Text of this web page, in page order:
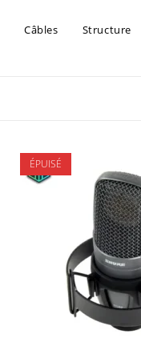
Câbles Structure
ÉPUISÉ